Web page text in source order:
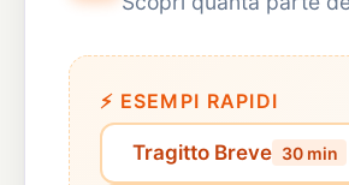
⚡ ESEMPI RAPIDI
Tragitto Breve 30 min